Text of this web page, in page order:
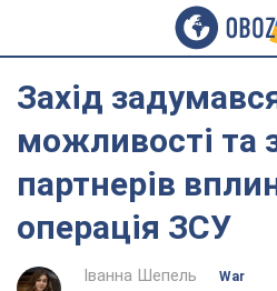
Захід
можливості та
партнерів
операція ЗСУ
Іванна Шепель
War